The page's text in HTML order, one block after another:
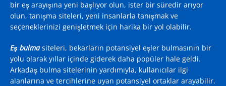
bir eş arayışına yeni başlıyor olun, ister bir süredir arıyor
olun, tanışma siteleri, yeni insanlarla tanışmak ve
seçeneklerinizi genişletmek için harika bir yol olabilir.
Eş bulmasiteleri, bekarların potansiyel eşler bulmasının bir
yolu olarak yıllar içinde giderek daha popüler hale geldi.
Arkadaş bulma sitelerinin yardımıyla, kullanıcılar ilgi
alanlarına ve tercihlerine uyan potansiyel ortaklar arayabilir.